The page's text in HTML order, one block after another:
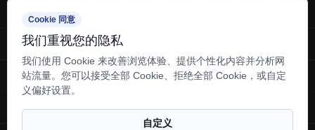
地址
浙江省绍兴市新昌县儒岙镇张家岭村
联系方式
0575-86780330
tlcaps@tlcapsule.com
Cookie 同意
我们重视您的隐私
我们使用 Cookie 来改善浏览体验、提供个性化内容并分析网
站流量。您可以接受全部 Cookie、拒绝全部 Cookie，或自定
义偏好设置。
自定义